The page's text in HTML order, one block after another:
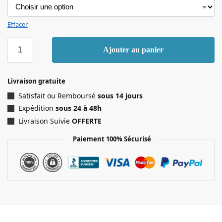
Effacer
Ajouter au panier
Livraison gratuite
Satisfait ou Remboursé sous 14 jours
Expédition sous 24 à 48h
Livraison Suivie OFFERTE
Paiement 100% Sécurisé